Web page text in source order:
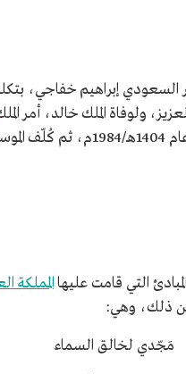
إبراهيم خفاجي،
ولوفاة الملك خالد، أمر
النشيد الوطني، فأتمه
التي قامت عليهاالمملكة
عن ذلك، وهي:
لخالق السماء